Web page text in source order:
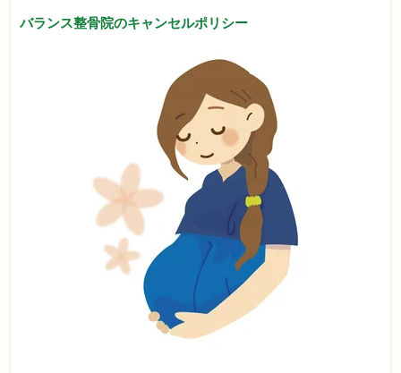
バランス整骨院のキャンセルポリシー